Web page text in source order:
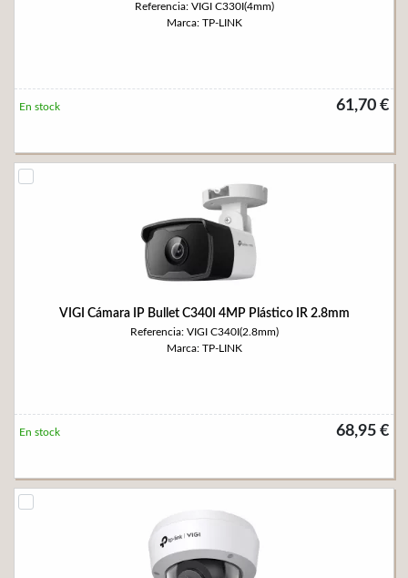
Referencia: VIGI C330I(4mm)
Marca: TP-LINK
61,70 €
En stock
VIGI Cámara IP Bullet C340I 4MP Plástico IR 2.8mm
Referencia: VIGI C340I(2.8mm)
Marca: TP-LINK
68,95 €
En stock